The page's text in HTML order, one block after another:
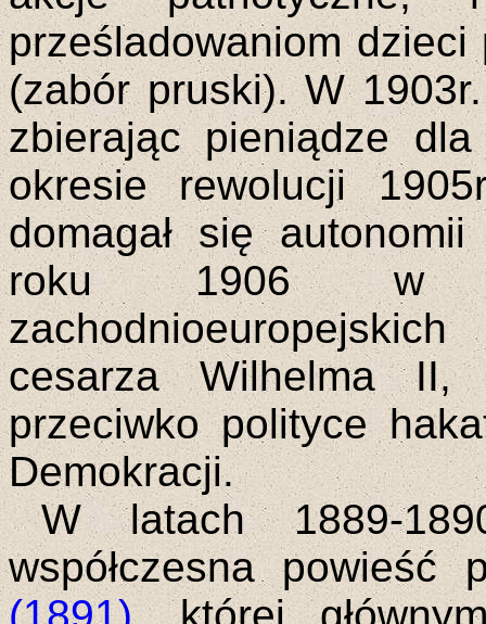
prześladowaniom
(zabór pruski). W
zbierając pieniądze
okresie rewolucji
domagał się
roku 1906 w
cesarza Wilhelma II,
przeciwko polityce
Demokracji.
W latach 1889-
współczesna powieść